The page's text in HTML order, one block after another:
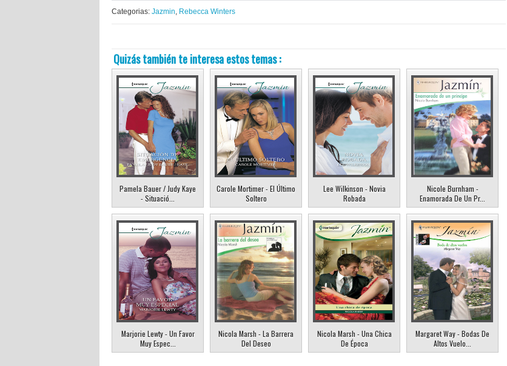
Categorias: Jazmin, Rebecca Winters
Quizás también te interesa estos temas :
Pamela Bauer / Judy Kaye
- Situació...
Carole Mortimer - El Último
Soltero
Lee Wilkinson - Novia
Robada
Nicole Burnham -
Enamorada De Un Pr...
Marjorie Lewty - Un Favor
Muy Espec...
Nicola Marsh - La Barrera
Del Deseo
Nicola Marsh - Una Chica
De Época
Margaret Way - Bodas De
Altos Vuelo...